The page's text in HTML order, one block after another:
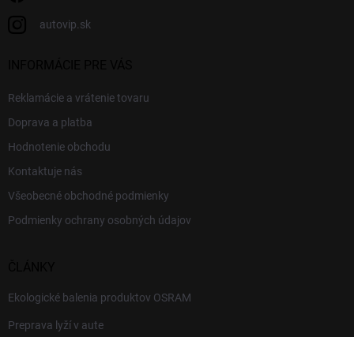
autovip.sk
Reklamácie a vrátenie tovaru
Doprava a platba
Hodnotenie obchodu
Kontaktuje nás
Všeobecné obchodné podmienky
Podmienky ochrany osobných údajov
Ekologické balenia produktov OSRAM
Preprava lyží v aute